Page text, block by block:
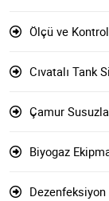
Ölçü ve
Cıvatalı Tank
Çamur
Biyogaz